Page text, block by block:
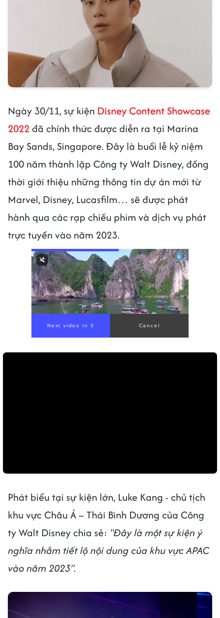
Ngày 30/11, sự kiện Disney Content Showcase
2022 đã chính thức được diễn ra tại Marina
Bay Sands, Singapore. Đây là buổi lễ kỷ niệm
100 năm thành lập Công ty Walt Disney, đồng
thời giới thiệu những thông tin dự án mới từ
Marvel, Disney, Lucasfilm… sẽ được phát
hành qua các rạp chiếu phim và dịch vụ phát
trực tuyến vào năm 2023.
Next video in 1 Cancel
Phát biểu tại sự kiện lớn, Luke Kang - chủ tịch
khu vực Châu Á – Thái Bình Dương của Công
ty Walt Disney chia sẻ: "Đây là một sự kiện ý
nghĩa nhằm tiết lộ nội dung của khu vực APAC
vào năm 2023".